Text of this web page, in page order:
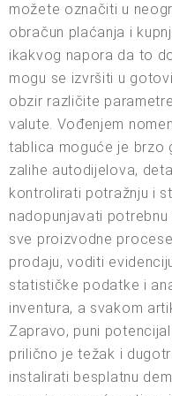
možete označiti u
obračun plaćanja i
ikakvog napora da to
mogu se izvršiti u
obzir različite
valute. Vođenjem
tablica moguće je brzo
zalihe autodijelova,
kontrolirati potražnju i
nadopunjavati
sve proizvodne
prodaju, voditi
statističke podatke i
inventura, a svakom
Zapravo, puni
prilično je težak i
instalirati besplatnu